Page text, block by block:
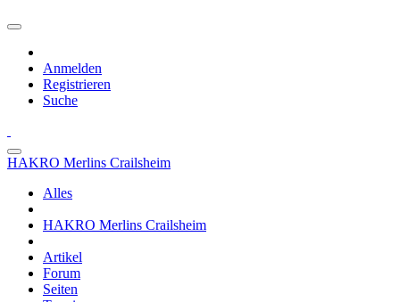
Anmelden
Registrieren
Suche
HAKRO Merlins Crailsheim
Alles
HAKRO Merlins Crailsheim
Artikel
Forum
Seiten